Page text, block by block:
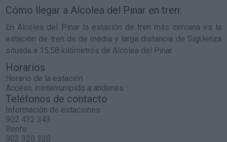
Cómo llegar a Alcolea del Pinar en tren:
En Alcolea del Pinar la estación de tren más cercana es la
estación de tren de de media y larga distancia de SigÜenza
situada a 15,58 kilómetros de Alcolea del Pinar.
Horarios
Horario de la estación
Acceso ininterrumpido a andenes
Teléfonos de contacto
Información de estaciones
902 432 343
Renfe:
902 320 320